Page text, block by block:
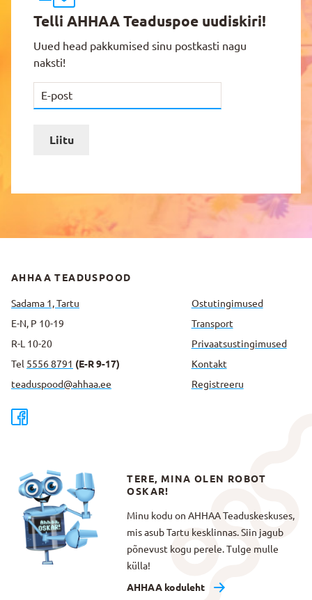
Telli AHHAA Teaduspoe uudiskiri!
Uued head pakkumised sinu postkasti nagu
naksti!
Liitu
AHHAA TEADUSPOOD
Sadama 1, Tartu
E-N, P 10-19
R-L 10-20
Tel 5556 8791 (E-R 9-17)
teaduspood@ahhaa.ee
Ostutingimused
Transport
Privaatsus­tingimused
Kontakt
Registreeru
TERE, MINA OLEN ROBOT
OSKAR!
Minu kodu on AHHAA Teaduskeskuses,
mis asub Tartu kesklinnas. Siin jagub
põnevust kogu perele. Tulge mulle
külla!
AHHAA koduleht